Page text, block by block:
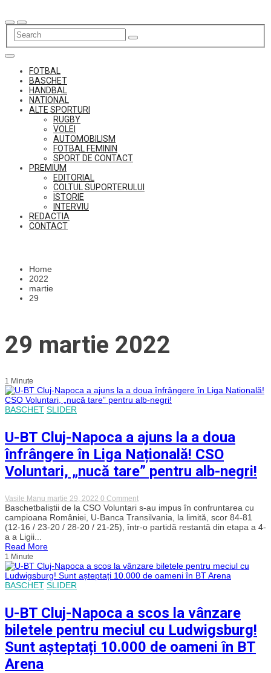
to
content
FOTBAL
BASCHET
HANDBAL
NATIONAL
ALTE SPORTURI
RUGBY
VOLEI
AUTOMOBILISM
FOTBAL FEMININ
SPORT DE CONTACT
PREMIUM
EDITORIAL
COLTUL SUPORTERULUI
ISTORIE
INTERVIU
REDACTIA
CONTACT
Home
2022
martie
29
29 martie 2022
1 Minute
BASCHET SLIDER
U-BT Cluj-Napoca a ajuns la a doua
înfrângere în Liga Națională! CSO
Voluntari, „nucă tare” pentru alb-negri!
Vasile Manu martie 29, 2022 0 Commenton
U-
BT
Cluj-
Napoca
a
doua
înfrângere
CSO
Voluntari,
„nucă
tare”
pentru
Baschetbaliștii de la CSO Voluntari s-au impus în confruntarea cu
campioana României, U-Banca Transilvania, la limită, scor 84-81
(12-16 / 23-20 / 28-20 / 21-25), într-o partidă restantă din etapa a 4-
a a Ligii...
Read More
1 Minute
BASCHET SLIDER
U-BT Cluj-Napoca a scos la vânzare
biletele pentru meciul cu Ludwigsburg!
Sunt așteptați 10.000 de oameni în BT
Arena